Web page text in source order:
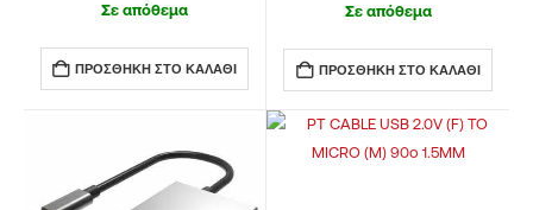
Σε απόθεμα
ΠΡΟΣΘΉΚΗ ΣΤΟ ΚΑΛΆΘΙ
Σε απόθεμα
ΠΡΟΣΘΉΚΗ ΣΤΟ ΚΑΛΆΘΙ